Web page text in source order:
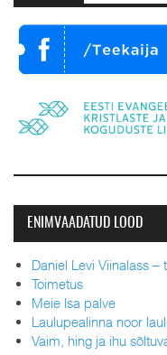
LINKE
ENIMVAADATUD LOOD
Daniel Levi Viinalass –
Toimetus